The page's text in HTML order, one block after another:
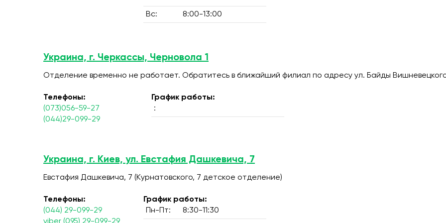
Вс: 8:00-13:00
Украина, г. Черкассы, Черновола 1
Отделение временно не работает. Обратитесь в ближайший филиал по адресу ул. Байды
Телефоны:
(073)056-59-27
(044)29-099-29
График работы:
:
Украина, г. Киев, ул. Евстафия Дашкевича, 7
Евстафия Дашкевича, 7 (Курнатовского, 7 детское отделение)
Телефоны:
(044) 29-099-29
График работы:
Пн-Пт:
8:30-11:30